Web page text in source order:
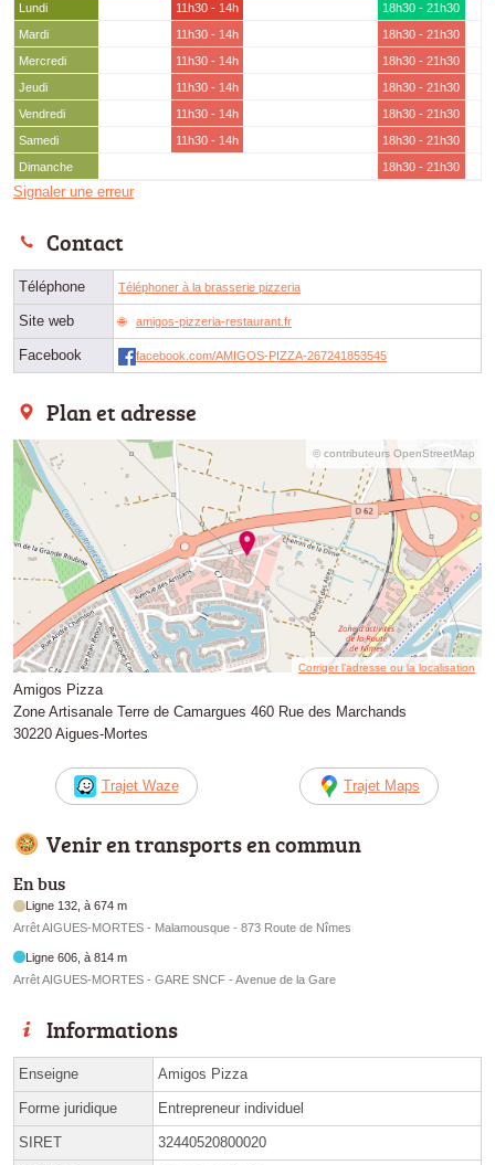
Lundi 11h30 - 14h
18h30 - 21h30
Mardi
11h30 - 14h
18h30 - 21h30
Mercredi
11h30 - 14h
18h30 - 21h30
Jeudi
11h30 - 14h
18h30 - 21h30
Vendredi
11h30 - 14h
18h30 - 21h30
Samedi
11h30 - 14h
18h30 - 21h30
Dimanche
18h30 - 21h30
Signaler une erreur
Contact
Téléphone Téléphoner à la brasserie pizzeria
Site web amigos-pizzeria-restaurant.fr
Facebook facebook.com/AMIGOS-PIZZA-267241853545
Plan et adresse
© contributeurs OpenStreetMap
Corriger l’adresse ou la localisation
Amigos Pizza
Zone Artisanale Terre de Camargues 460 Rue des Marchands
30220 Aigues-Mortes
Trajet Waze Trajet Maps
Venir en transports en commun
En bus
Ligne 132, à 674 m
Arrêt AIGUES-MORTES - Malamousque - 873 Route de Nîmes
Ligne 606, à 814 m
Arrêt AIGUES-MORTES - GARE SNCF - Avenue de la Gare
Informations
Enseigne Amigos Pizza
Forme juridique Entrepreneur individuel
SIRET 32440520800020